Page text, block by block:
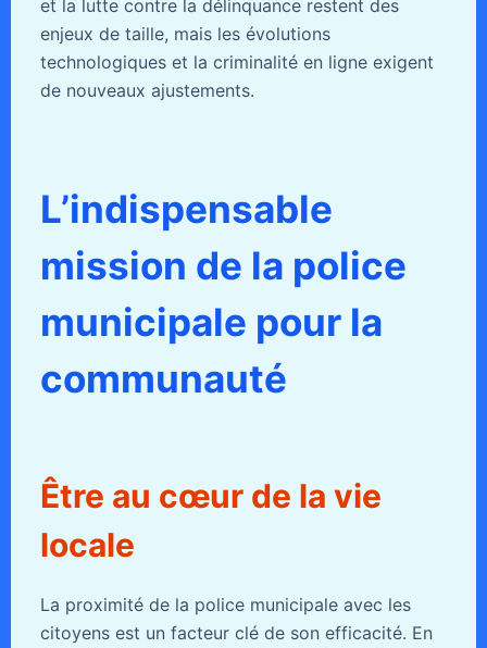
et la lutte contre la délinquance restent des
enjeux de taille, mais les évolutions
technologiques et la criminalité en ligne exigent
de nouveaux ajustements.
L’indispensable
mission de la police
municipale pour la
communauté
Être au cœur de la vie
locale
La proximité de la police municipale avec les
citoyens est un facteur clé de son efficacité. En